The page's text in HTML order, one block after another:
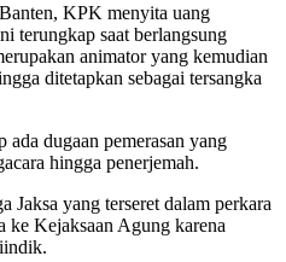
KPK menyita uang
terungkap saat berlangsung
animator yang kemudian
ditetapkan sebagai tersangka
dugaan pemerasan yang
hingga penerjemah.
Jaksa yang terseret dalam perkara
ke Kejaksaan Agung karena